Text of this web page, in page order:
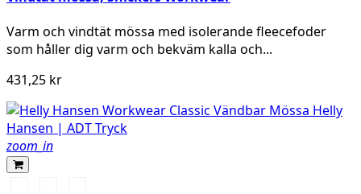
Varm och vindtät mössa med isolerande fleecefoder
som håller dig varm och bekväm kalla och...
431,25 kr
zoom_in